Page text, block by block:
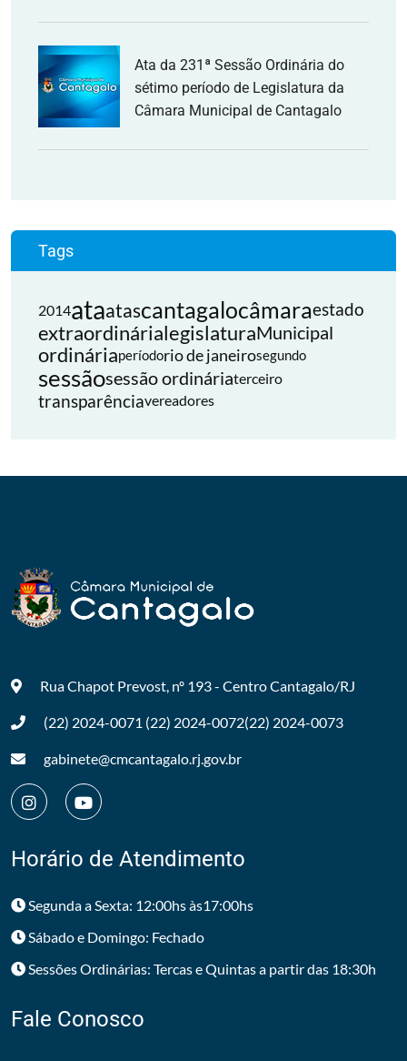
Ata da 231ª Sessão Ordinária do
sétimo período de Legislatura da
Câmara Municipal de Cantagalo
Tags
2014ataatascantagalocâmaraestado
extraordinárialegislaturaMunicipal
ordináriaperíodorio de janeirosegundo
sessãosessão ordináriaterceiro
transparênciavereadores
Rua Chapot Prevost, nº 193 - CentroCantagalo/RJ
(22) 2024-0071 (22) 2024-0072(22) 2024-0073
gabinete@cmcantagalo.rj.gov.br
Horário de Atendimento
Segunda a Sexta: 12:00hs às17:00hs
Sábado e Domingo: Fechado
Sessões Ordinárias: Tercas e Quintas a partir das 18:30h
Fale Conosco